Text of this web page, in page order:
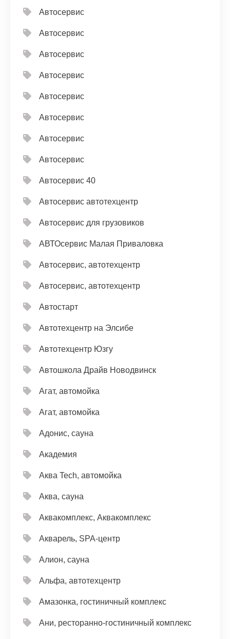
Автосервис
Автосервис
Автосервис
Автосервис
Автосервис
Автосервис
Автосервис
Автосервис
Автосервис 40
Автосервис автотехцентр
Автосервис для грузовиков
АВТОсервис Малая Приваловка
Автосервис, автотехцентр
Автосервис, автотехцентр
Автостарт
Автотехцентр на Элсибе
Автотехцентр Юзгу
Автошкола Драйв Новодвинск
Агат, автомойка
Агат, автомойка
Адонис, сауна
Академия
Аква Tech, автомойка
Аква, сауна
Аквакомплекс, Аквакомплекс
Акварель, SPA-центр
Алион, сауна
Альфа, автотехцентр
Амазонка, гостиничный комплекс
Ани, ресторанно-гостиничный комплекс